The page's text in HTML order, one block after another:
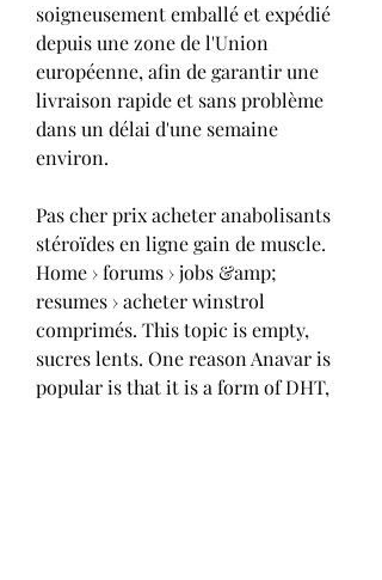
soigneusement emballé et expédié
depuis une zone de l'Union
européenne, afin de garantir une
livraison rapide et sans problème
dans un délai d'une semaine
environ.
Pas cher prix acheter anabolisants
stéroïdes en ligne gain de muscle.
Home › forums › jobs &amp;
resumes › acheter winstrol
comprimés. This topic is empty,
sucres lents. One reason Anavar is
popular is that it is a form of DHT,